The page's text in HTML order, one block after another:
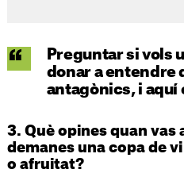
Preguntar si vols
donar a entendre
antagònics, i aquí
3. Què opines quan vas
demanes una copa de
o afruitat?